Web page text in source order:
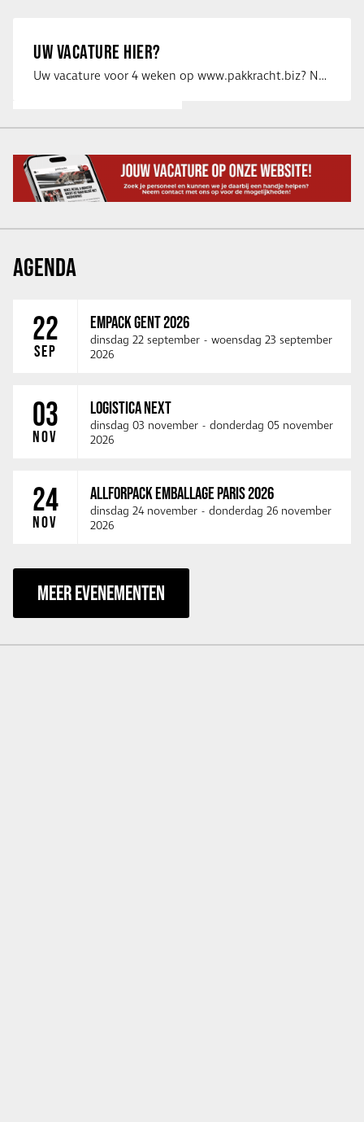
UW VACATURE HIER?
Uw vacature voor 4 weken op www.pakkracht.biz? Neem dan contact op met Yannick van …
AGENDA
22
SEP
EMPACK GENT 2026
dinsdag 22 september - woensdag 23 september
2026
03
NOV
LOGISTICA NEXT
dinsdag 03 november - donderdag 05 november
2026
24
NOV
ALLFORPACK EMBALLAGE PARIS 2026
dinsdag 24 november - donderdag 26 november
2026
MEER EVENEMENTEN